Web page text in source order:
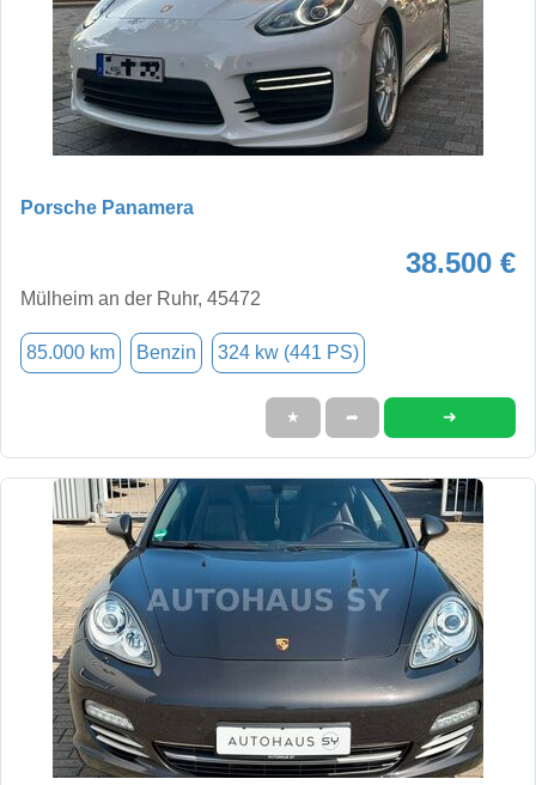
Porsche Panamera
38.500 €
Mülheim an der Ruhr, 45472
85.000 km Benzin 324 kw (441 PS)
★ ➦ ➜